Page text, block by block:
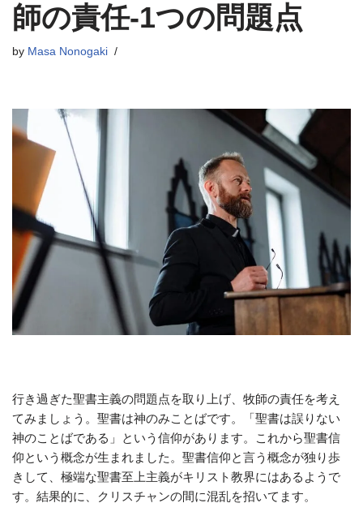
師の責任-1つの問題点
by Masa Nonogaki
行き過ぎた聖書主義の問題点を取り上げ、牧師の責任を考え
てみましょう。聖書は神のみことばです。「聖書は誤りない
神のことばである」という信仰があります。これから聖書信
仰という概念が生まれました。聖書信仰と言う概念が独り歩
きして、極端な聖書至上主義がキリスト教界にはあるようで
す。結果的に、クリスチャンの間に混乱を招いてます。